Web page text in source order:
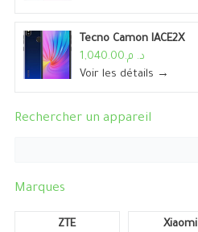
Tecno Camon IACE2X
د. م.1,040.00
Voir les détails →
Rechercher un appareil
Marques
ZTE Xiaomi